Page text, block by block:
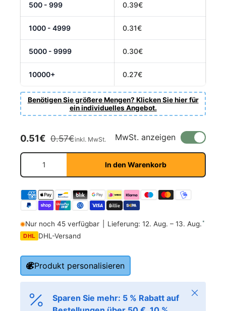
500 - 999 0.39€
1000 - 4999 0.31€
5000 - 9999 0.30€
10000+ 0.27€
Benötigen Sie größere Mengen? Klicken Sie hier für
ein individuelles Angebot.
Verkaufspreis
0.51€ Normaler Preis
0.57€inkl. MwSt. MwSt. anzeigen
Anzahl
In den Warenkorb
Nur noch 45 verfügbar Lieferung: 12. Aug. – 13. Aug.*
DHL DHL-Versand
Produkt personalisieren
Sparen Sie mehr: 5 % Rabatt auf
Schließen